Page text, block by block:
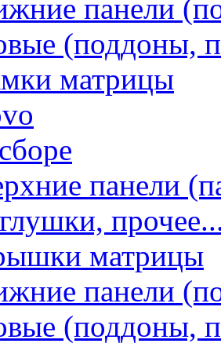
панели
(поддоны,
матрицы
панели
матрицы
панели
(поддоны,